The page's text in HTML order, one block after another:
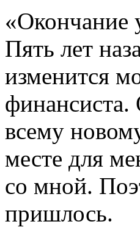
«Окончание
Пять лет
изменится
финансиста.
всему
месте для
со мной.
пришлось.